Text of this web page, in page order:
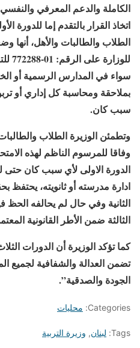
الكاملة والدعم المعرفي
اتخاذ القرار بالتقدم إما للدورة
الطلاب والطالبات والأهل،
سواء في المدارس الرسمية أو
بملاحقة ومحاسبة كل إداري أو
سبب كان.
وتطمئن الوزيرة الطلاب
وفاقا للمرسوم الناظم لهذه
الدورة الاولى لأي سبب كان حتى
ادارة مدرسته أو ثانويته، يحتفظ
الثانية وفي حال لم يحالفه الحظ
الثالثة ضمن الأطر القانونية
كما تؤكد الوزيرة أن الدورات
تضمن العدالة والشفافية لجميع
الجودة والصدقية”.
Categories: محليات
Tags: لبنان, وزيرة التربية